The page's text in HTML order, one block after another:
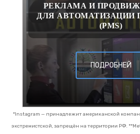
РЕКЛАМА И
ДЛЯ АВТОМАТИЗАЦИИ
(PMS)
ПОДРОБНЕЙ
*Instagram — принадлежит американской
экстремистской, запрещён на территории РФ.